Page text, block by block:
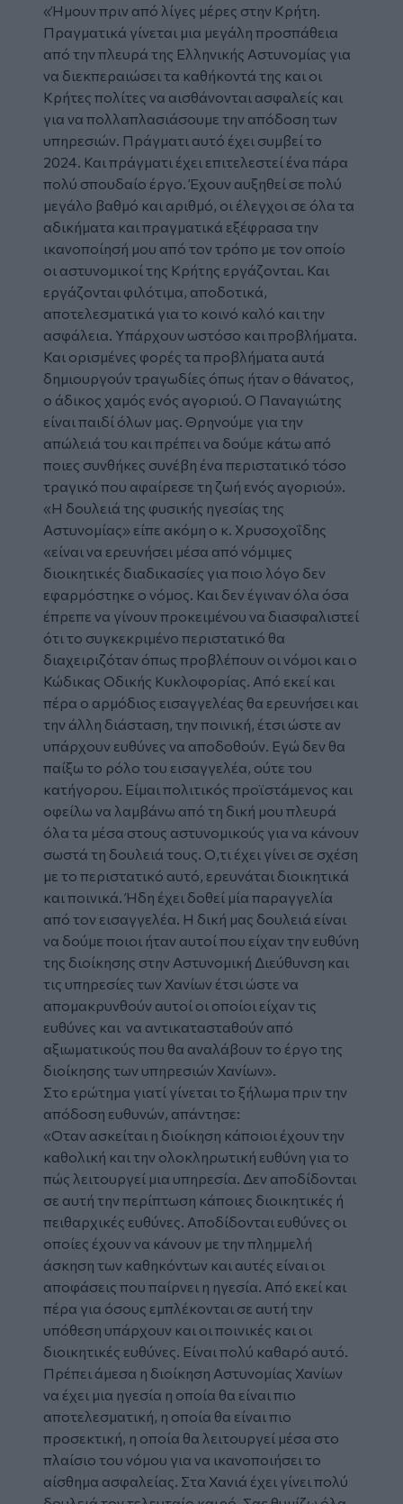
«Ήμουν πριν από λίγες μέρες στην Κρήτη.
Πραγματικά γίνεται μια μεγάλη προσπάθεια
από την πλευρά της Ελληνικής Αστυνομίας για
να διεκπεραιώσει τα καθήκοντά της και οι
Κρήτες πολίτες να αισθάνονται ασφαλείς και
για να πολλαπλασιάσουμε την απόδοση των
υπηρεσιών. Πράγματι αυτό έχει συμβεί το
2024. Και πράγματι έχει επιτελεστεί ένα πάρα
πολύ σπουδαίο έργο. Έχουν αυξηθεί σε πολύ
μεγάλο βαθμό και αριθμό, οι έλεγχοι σε όλα τα
αδικήματα και πραγματικά εξέφρασα την
ικανοποίησή μου από τον τρόπο με τον οποίο
οι αστυνομικοί της Κρήτης εργάζονται. Και
εργάζονται φιλότιμα, αποδοτικά,
αποτελεσματικά για το κοινό καλό και την
ασφάλεια. Υπάρχουν ωστόσο και προβλήματα.
Και ορισμένες φορές τα προβλήματα αυτά
δημιουργούν τραγωδίες όπως ήταν ο θάνατος,
ο άδικος χαμός ενός αγοριού. Ο Παναγιώτης
είναι παιδί όλων μας. Θρηνούμε για την
απώλειά του και πρέπει να δούμε κάτω από
ποιες συνθήκες συνέβη ένα περιστατικό τόσο
τραγικό που αφαίρεσε τη ζωή ενός αγοριού».
«Η δουλειά της φυσικής ηγεσίας της
Αστυνομίας» είπε ακόμη ο κ. Χρυσοχοΐδης
«είναι να ερευνήσει μέσα από νόμιμες
διοικητικές διαδικασίες για ποιο λόγο δεν
εφαρμόστηκε ο νόμος. Και δεν έγιναν όλα όσα
έπρεπε να γίνουν προκειμένου να διασφαλιστεί
ότι το συγκεκριμένο περιστατικό θα
διαχειριζόταν όπως προβλέπουν οι νόμοι και ο
Κώδικας Οδικής Κυκλοφορίας. Από εκεί και
πέρα ο αρμόδιος εισαγγελέας θα ερευνήσει και
την άλλη διάσταση, την ποινική, έτσι ώστε αν
υπάρχουν ευθύνες να αποδοθούν. Εγώ δεν θα
παίξω το ρόλο του εισαγγελέα, ούτε του
κατήγορου. Είμαι πολιτικός προϊστάμενος και
οφείλω να λαμβάνω από τη δική μου πλευρά
όλα τα μέσα στους αστυνομικούς για να κάνουν
σωστά τη δουλειά τους. Ο,τι έχει γίνει σε σχέση
με το περιστατικό αυτό, ερευνάται διοικητικά
και ποινικά. Ήδη έχει δοθεί μία παραγγελία
από τον εισαγγελέα. Η δική μας δουλειά είναι
να δούμε ποιοι ήταν αυτοί που είχαν την ευθύνη
της διοίκησης στην Αστυνομική Διεύθυνση και
τις υπηρεσίες των Χανίων έτσι ώστε να
απομακρυνθούν αυτοί οι οποίοι είχαν τις
ευθύνες και να αντικατασταθούν από
αξιωματικούς που θα αναλάβουν το έργο της
διοίκησης των υπηρεσιών Χανίων».
Στο ερώτημα γιατί γίνεται το ξήλωμα πριν την
απόδοση ευθυνών, απάντησε:
«Οταν ασκείται η διοίκηση κάποιοι έχουν την
καθολική και την ολοκληρωτική ευθύνη για το
πώς λειτουργεί μια υπηρεσία. Δεν αποδίδονται
σε αυτή την περίπτωση κάποιες διοικητικές ή
πειθαρχικές ευθύνες. Αποδίδονται ευθύνες οι
οποίες έχουν να κάνουν με την πλημμελή
άσκηση των καθηκόντων και αυτές είναι οι
αποφάσεις που παίρνει η ηγεσία. Από εκεί και
πέρα για όσους εμπλέκονται σε αυτή την
υπόθεση υπάρχουν και οι ποινικές και οι
διοικητικές ευθύνες. Είναι πολύ καθαρό αυτό.
Πρέπει άμεσα η διοίκηση Αστυνομίας Χανίων
να έχει μια ηγεσία η οποία θα είναι πιο
αποτελεσματική, η οποία θα είναι πιο
προσεκτική, η οποία θα λειτουργεί μέσα στο
πλαίσιο του νόμου για να ικανοποιήσει το
αίσθημα ασφαλείας. Στα Χανιά έχει γίνει πολύ